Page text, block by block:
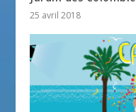
25 avril 2018